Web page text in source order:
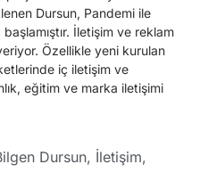
Dursun, Pandemi ile
İletişim ve reklam
Özellikle yeni kurulan
iç iletişim ve
eğitim ve marka iletişimi
Dursun, İletişim,